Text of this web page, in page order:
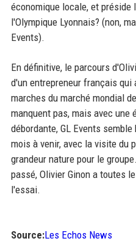
économique locale, et préside
l'Olympique Lyonnais? (non,
Events).
En définitive, le parcours
d'un entrepreneur français
marches du marché mondial
manquent pas, mais avec une
débordante, GL Events
mois à venir, avec la visite du
grandeur nature pour le
passé, Olivier Ginon a toutes
l'essai.
Source:Les Echos News